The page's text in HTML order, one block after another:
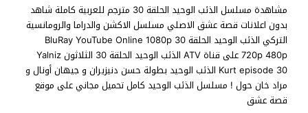
مشاهدة مسلسل الذئب الوحيد الحلقة 30 مترجم للعربية كاملة شاهد
بدون اعلانات قصة عشق الاصلي مسلسل الاكشن والدراما والرومانسية
التركي الذئب الوحيد الحلقة 30 BluRay YouTube Online 1080p
720p 480p على قناة ATV الذئب الوحيد الحلقة 30 الثلاثون Yalniz
Kurt episode 30 الذئب الوحيد بطولة حسن دنيزيران و جيهان أونال و
مراد خان حول ! مسلسل الذئب الوحيد كامل تحميل مجاني على موقع
قصة عشق